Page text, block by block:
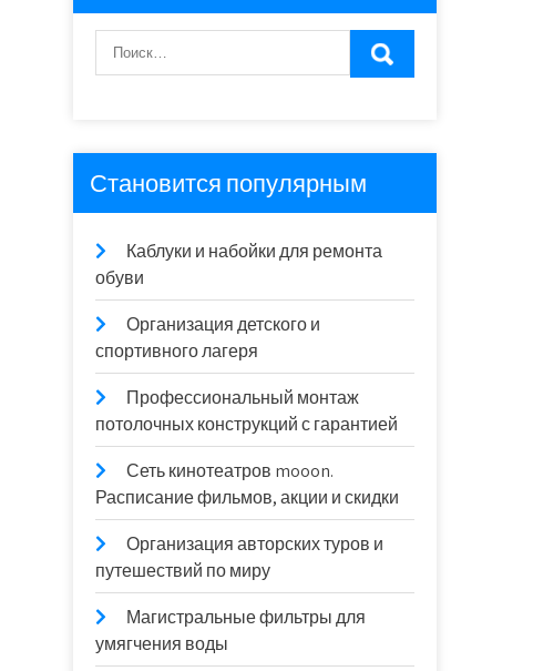
Становится популярным
Каблуки и набойки для ремонта
обуви
Организация детского и
спортивного лагеря
Профессиональный монтаж
потолочных конструкций с гарантией
Сеть кинотеатров mooon.
Расписание фильмов, акции и скидки
Организация авторских туров и
путешествий по миру
Магистральные фильтры для
умягчения воды